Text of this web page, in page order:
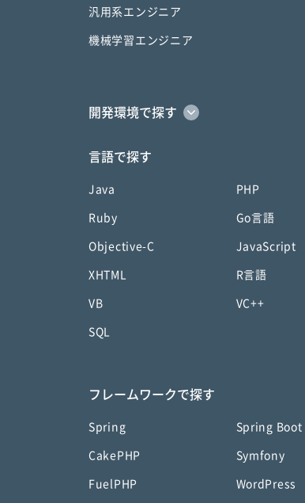
汎用系エンジニア
機械学習エンジニア
開発環境で探す
言語で探す
Java PHP
Ruby Go言語
Objective-C JavaScript
XHTML R言語
VB VC++
SQL
フレームワークで探す
Spring Spring Boot
CakePHP Symfony
FuelPHP WordPress